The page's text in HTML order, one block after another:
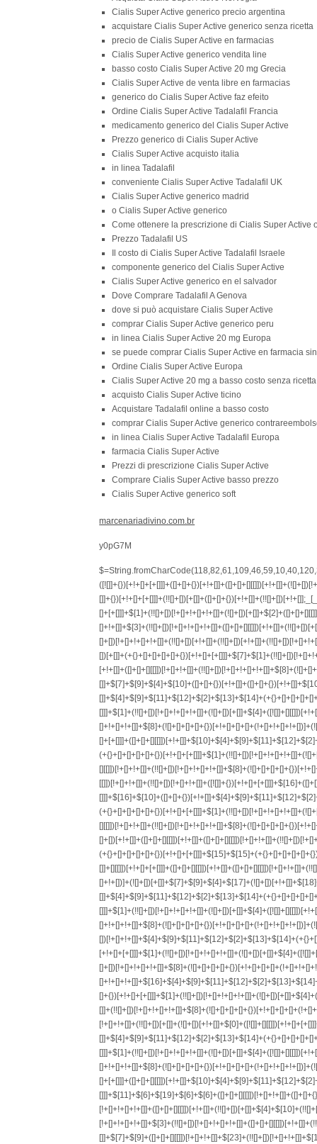
Cialis Super Active generico precio argentina
acquistare Cialis Super Active generico senza ricetta
precio de Cialis Super Active en farmacias
Cialis Super Active generico vendita line
basso costo Cialis Super Active 20 mg Grecia
Cialis Super Active de venta libre en farmacias
generico do Cialis Super Active faz efeito
Ordine Cialis Super Active Tadalafil Francia
medicamento generico del Cialis Super Active
Prezzo generico di Cialis Super Active
Cialis Super Active acquisto italia
in linea Tadalafil
conveniente Cialis Super Active Tadalafil UK
Cialis Super Active generico madrid
o Cialis Super Active generico
Come ottenere la prescrizione di Cialis Super Active
Prezzo Tadalafil US
Il costo di Cialis Super Active Tadalafil Israele
componente generico del Cialis Super Active
Cialis Super Active generico en el salvador
Dove Comprare Tadalafil A Genova
dove si può acquistare Cialis Super Active
comprar Cialis Super Active generico peru
in linea Cialis Super Active 20 mg Europa
se puede comprar Cialis Super Active en farmacia
Ordine Cialis Super Active Europa
Cialis Super Active 20 mg a basso costo senza ricetta
acquisto Cialis Super Active ticino
Acquistare Tadalafil online a basso costo
comprar Cialis Super Active generico
in linea Cialis Super Active Tadalafil Europa
farmacia Cialis Super Active
Prezzi di prescrizione Cialis Super Active
Comprare Cialis Super Active basso prezzo
Cialis Super Active generico soft
marcenariadivino.com.br
y0pG7M